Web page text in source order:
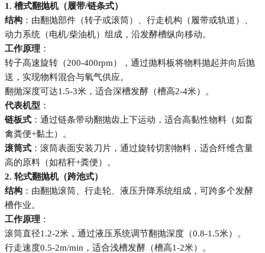
1. 槽式翻抛机（履带/链条式）
结构 ：由翻抛部件（转子或滚筒）、行走机构（履带或轨道）、
动力系统（电机/柴油机）组成，沿发酵槽纵向移动。
工作原理 ：
转子高速旋转（200-400rpm），通过抛料板将物料抛起并向后抛
送，实现物料混合与氧气供应。
翻抛深度可达1.5-3米，适合深槽发酵（槽高2-4米）。
代表机型 ：
链板式 ：通过链条带动翻抛齿上下运动，适合高黏性物料（如畜
禽粪便+黏土）。
滚筒式 ：滚筒表面安装刀片，通过旋转切割物料，适合纤维含量
高的原料（如秸秆+粪便）。
2. 轮式翻抛机（跨池式）
结构 ：由翻抛滚筒、行走轮、液压升降系统组成，可跨多个发酵
槽作业。
工作原理 ：
滚筒直径1.2-2米，通过液压系统调节翻抛深度（0.8-1.5米）。
行走速度0.5-2m/min，适合浅槽发酵（槽高1-2米）。